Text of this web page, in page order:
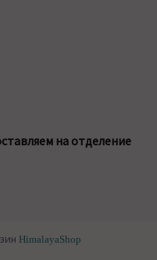
на отделение
HimalayaShop